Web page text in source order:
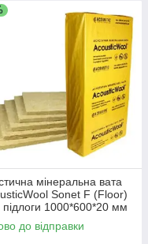
мінеральна вата
Sonet F (Floor)
підлоги 1000*600*20 мм
уп)до відправки